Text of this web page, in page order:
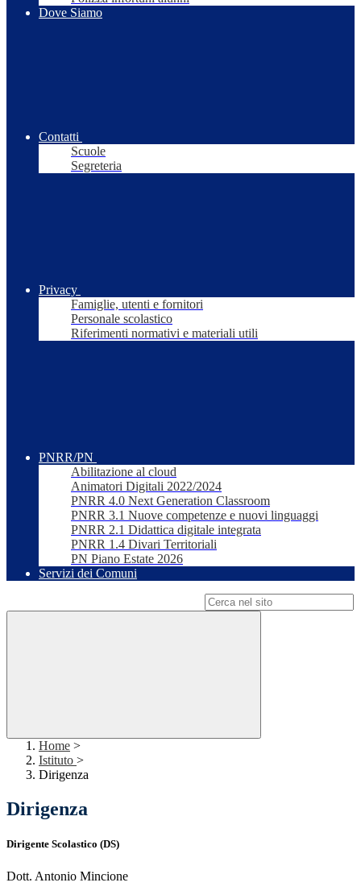
Dove Siamo
Contatti
Scuole
Segreteria
Privacy
Famiglie, utenti e fornitori
Personale scolastico
Riferimenti normativi e materiali utili
PNRR/PN
Abilitazione al cloud
Animatori Digitali 2022/2024
PNRR 4.0 Next Generation Classroom
PNRR 3.1 Nuove competenze e nuovi linguaggi
PNRR 2.1 Didattica digitale integrata
PNRR 1.4 Divari Territoriali
PN Piano Estate 2026
Servizi dei Comuni
Home >
Istituto >
Dirigenza
Dirigenza
Dirigente Scolastico (DS)
Dott. Antonio Mincione